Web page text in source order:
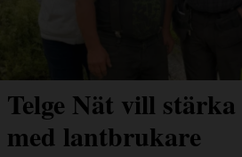
Telge Nät vill
med lantbrukare